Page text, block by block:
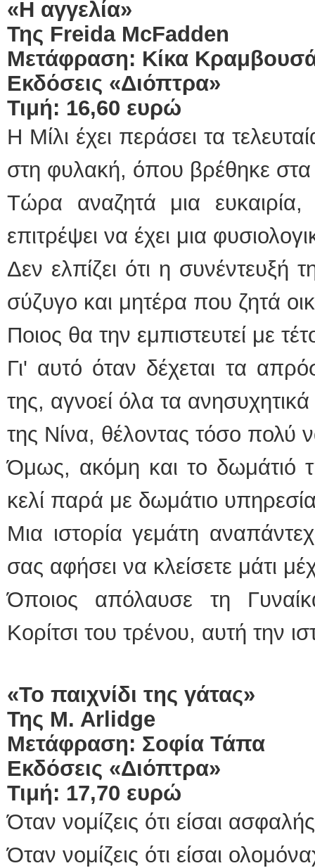
«Η αγγελία»
Της Freida McFadden
Μετάφραση: Κίκα
Εκδόσεις «Διόπτρα»
Τιμή: 16,60 ευρώ
Η Μίλι έχει περάσει τα
στη φυλακή, όπου βρέθηκε στα
Τώρα αναζητά μια
επιτρέψει να έχει μια
Δεν ελπίζει ότι η συνέντευξή
σύζυγο και μητέρα που ζητά
Ποιος θα την εμπιστευτεί με
Γι' αυτό όταν δέχεται τα
της, αγνοεί όλα τα
της Νίνα, θέλοντας τόσο πολύ
Όμως, ακόμη και το δωμάτιό
κελί παρά με δωμάτιο
Μια ιστορία γεμάτη
σας αφήσει να κλείσετε μάτι
Όποιος απόλαυσε τη
Κορίτσι του τρένου, αυτή την
«Το παιχνίδι της γάτας»
Της M. Arlidge
Μετάφραση: Σοφία Τάπα
Εκδόσεις «Διόπτρα»
Τιμή: 17,70 ευρώ
Όταν νομίζεις ότι είσαι
Όταν νομίζεις ότι είσαι